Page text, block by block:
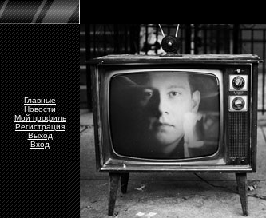
Главные
Новости
Мой профиль
Регистрация
Выход
Вход